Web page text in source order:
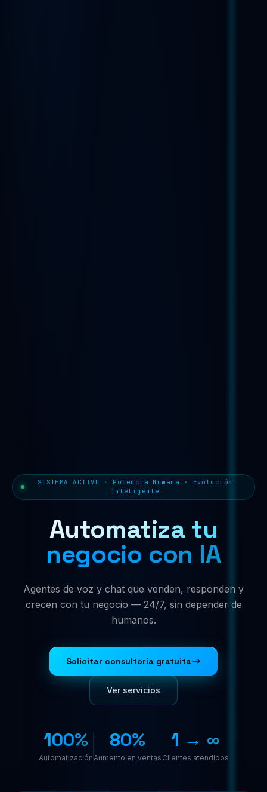
SISTEMA ACTIVO · Potencia Humana · Evolución
Inteligente
Automatiza tu
negocio con IA
Agentes de voz y chat que venden, responden y
crecen con tu negocio — 24/7, sin depender de
humanos.
Solicitar consultoría gratuita
Ver servicios
100%
Automatización
80%
Aumento en ventas
1 → ∞
Clientes atendidos